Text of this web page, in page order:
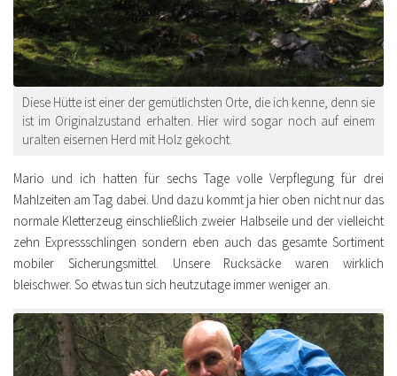
Diese Hütte ist einer der gemütlichsten Orte, die ich kenne, denn sie
ist im Originalzustand erhalten. Hier wird sogar noch auf einem
uralten eisernen Herd mit Holz gekocht.
Mario und ich hatten für sechs Tage volle Verpflegung für drei
Mahlzeiten am Tag dabei. Und dazu kommt ja hier oben nicht nur das
normale Kletterzeug einschließlich zweier Halbseile und der vielleicht
zehn Expressschlingen sondern eben auch das gesamte Sortiment
mobiler Sicherungsmittel. Unsere Rucksäcke waren wirklich
bleischwer. So etwas tun sich heutzutage immer weniger an.